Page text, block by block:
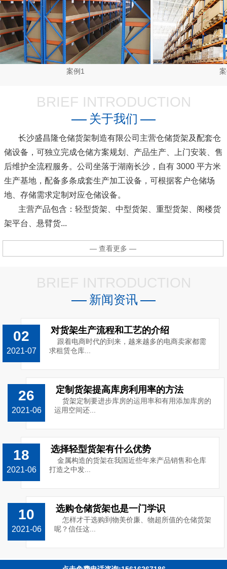
案例1
BRIEF INTRODUCTION
关于我们
长沙盛昌隆仓储货架制造有限公司主营仓储货架及配套仓
储设备，可独立完成仓储方案规划、产品生产、上门安装、售
后维护全流程服务。公司坐落于湖南长沙，自有 3000 平方米
生产基地，配备多条成套生产加工设备，可根据客户仓储场
地、存储需求定制对应仓储设备。
主营产品包含：轻型货架、中型货架、重型货架、阁楼货
架平台、悬臂货...
— 查看更多 —
BRIEF INTRODUCTION
新闻资讯
02
2021-07
对货架生产流程和工艺的介绍
跟着电商时代的到来，越来越多的电商卖家都需
求租赁仓库...
26
2021-06
定制货架提高库房利用率的方法
货架定制要进步库房的运用率和有用添加库房的
运用空间还...
18
2021-06
选择轻型货架有什么优势
金属构造的货架在我国近些年来产品销售和仓库
打造之中发...
10
2021-06
选购仓储货架也是一门学识
怎样才干选购到物美价廉、物超所值的仓储货架
呢？信任这...